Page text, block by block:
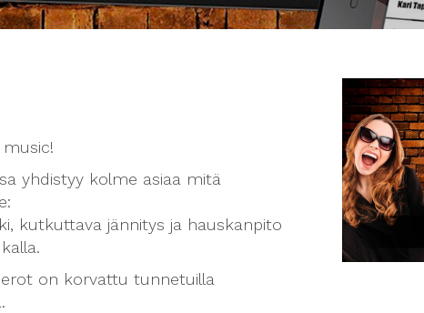
yhdistyy kolme asiaa mitä
kutkuttava jännitys ja hauskanpito
on korvattu tunnetuilla